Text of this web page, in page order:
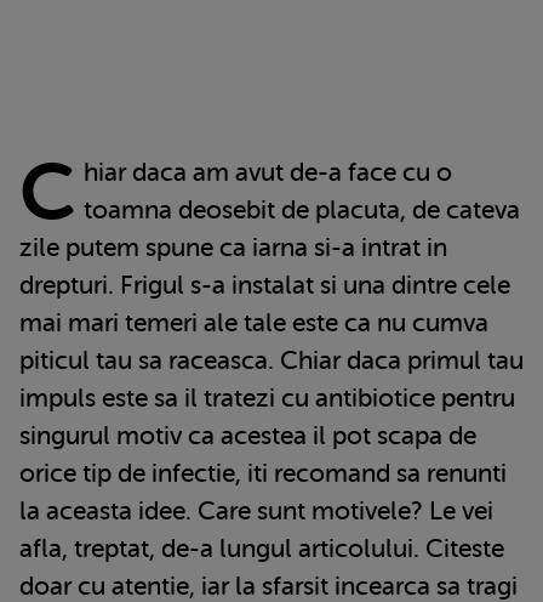
C hiar daca am avut de-a face cu o
toamna deosebit de placuta, de cateva
zile putem spune ca iarna si-a intrat in
drepturi. Frigul s-a instalat si una dintre cele
mai mari temeri ale tale este ca nu cumva
piticul tau sa raceasca. Chiar daca primul tau
impuls este sa il tratezi cu antibiotice pentru
singurul motiv ca acestea il pot scapa de
orice tip de infectie, iti recomand sa renunti
la aceasta idee. Care sunt motivele? Le vei
afla, treptat, de-a lungul articolului. Citeste
doar cu atentie, iar la sfarsit incearca sa tragi